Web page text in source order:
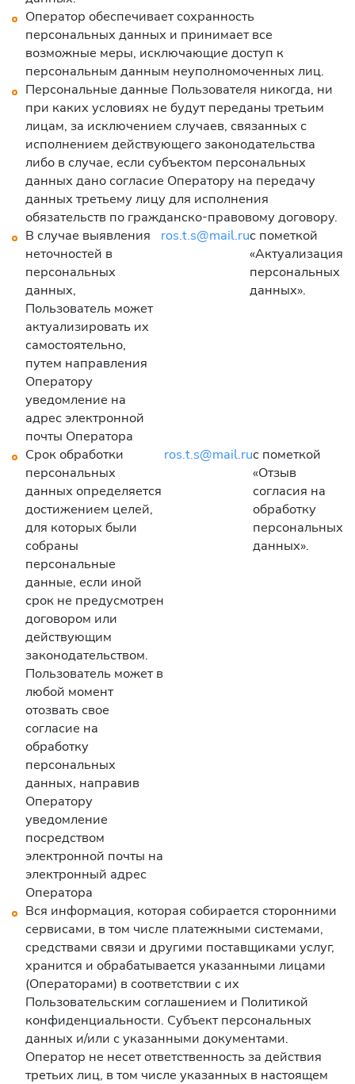
Оператор обеспечивает сохранность
персональных данных и принимает все
возможные меры, исключающие доступ к
персональным данным неуполномоченных лиц.
Персональные данные Пользователя никогда, ни
при каких условиях не будут переданы третьим
лицам, за исключением случаев, связанных с
исполнением действующего законодательства
либо в случае, если субъектом персональных
данных дано согласие Оператору на передачу
данных третьему лицу для исполнения
обязательств по гражданско-правовому договору.
В случае выявления
неточностей в
персональных
данных,
Пользователь может
актуализировать их
самостоятельно,
путем направления
Оператору
уведомление на
адрес электронной
почты Оператора
ros.t.s@mail.ruс пометкой
«Актуализация
персональных
данных».
Срок обработки
персональных
данных определяется
достижением целей,
для которых были
собраны
персональные
данные, если иной
срок не предусмотрен
договором или
действующим
законодательством.
Пользователь может в
любой момент
отозвать свое
согласие на
обработку
персональных
данных, направив
Оператору
уведомление
посредством
электронной почты на
электронный адрес
Оператора
ros.t.s@mail.ruс пометкой
«Отзыв
согласия на
обработку
персональных
данных».
Вся информация, которая собирается сторонними
сервисами, в том числе платежными системами,
средствами связи и другими поставщиками услуг,
хранится и обрабатывается указанными лицами
(Операторами) в соответствии с их
Пользовательским соглашением и Политикой
конфиденциальности. Субъект персональных
данных и/или с указанными документами.
Оператор не несет ответственность за действия
третьих лиц, в том числе указанных в настоящем